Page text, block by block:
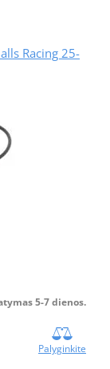
Racing 25-
5-7 dienos.
Palyginkite